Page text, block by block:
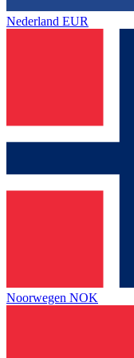
Nederland EUR
Noorwegen NOK